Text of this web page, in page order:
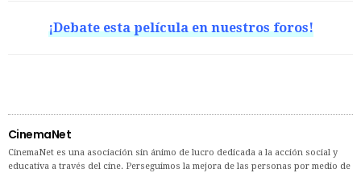
¡Debate esta película en nuestros foros!
CinemaNet
CinemaNet es una asociación sin ánimo de lucro dedicada a la acción social y
educativa a través del cine. Perseguimos la mejora de las personas por medio de